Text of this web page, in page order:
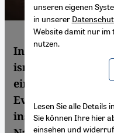
In ihrem
israelische
eindringlich,
Evangelikalen auf
insbesondere auf
unseren eigenen
in unserer
Website damit nur im
nutzen.
Lesen Sie alle Details
Sie können Ihre hier
einsehen und